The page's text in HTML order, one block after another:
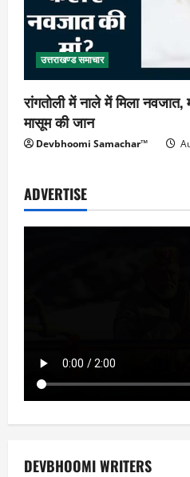
उत्तराखण्ड समाचार
रांगतोली में नाले में मिला
मासूम की जान
Devbhoomi Samachar™
ADVERTISE
DEVBHOOMI WRITERS